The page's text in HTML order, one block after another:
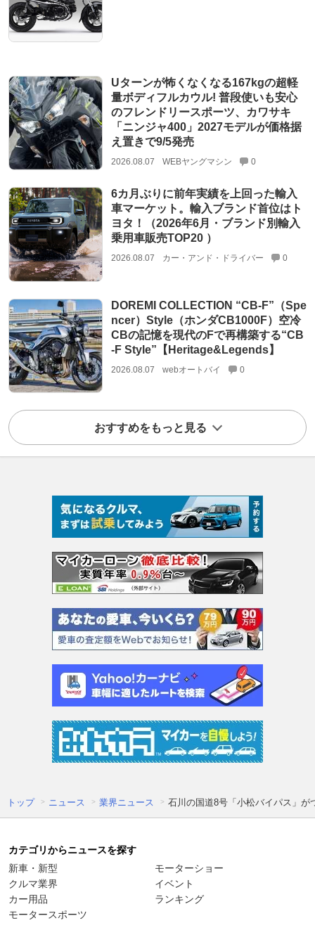
Uターンが怖くなくなる167kgの超軽
量ボディフルカウル! 普段使いも安心
のフレンドリースポーツ、カワサキ
「ニンジャ400」2027モデルが価格据
え置きで9/5発売
2026.08.07 WEBヤングマシン 0
6カ月ぶりに前年実績を上回った輸入
車マーケット。輸入ブランド首位はト
ヨタ！（2026年6月・ブランド別輸入
乗用車販売TOP20 ）
2026.08.07 カー・アンド・ドライバー 0
DOREMI COLLECTION “CB-F”（Spe
ncer）Style（ホンダCB1000F）空冷
CBの記憶を現代のFで再構築する“CB
-F Style”【Heritage&Legends】
2026.08.07 webオートバイ 0
おすすめをもっと見る
トップ ニュース 業界ニュース 石川の国道8号「小松バイパス」
カテゴリからニュースを探す
新車・新型
クルマ業界
カー用品
モータースポーツ
モーターショー
イベント
ランキング